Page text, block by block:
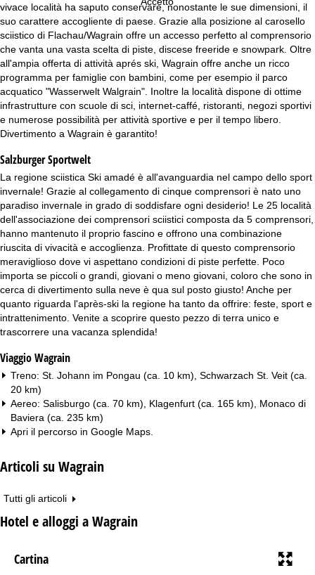
a
e
vivace località ha saputo conservare, nonostante le sue dimensioni, il
suo carattere accogliente di paese. Grazie alla posizione al carosello
sciistico di Flachau/Wagrain offre un accesso perfetto al comprensorio
che vanta una vasta scelta di piste, discese freeride e snowpark. Oltre
all'ampia offerta di attività aprés ski, Wagrain offre anche un ricco
programma per famiglie con bambini, come per esempio il parco
acquatico "Wasserwelt Walgrain". Inoltre la località dispone di ottime
infrastrutture con scuole di sci, internet-caffé, ristoranti, negozi sportivi
e numerose possibilità per attività sportive e per il tempo libero.
Divertimento a Wagrain è garantito!
Salzburger Sportwelt
La regione sciistica Ski amadé è all'avanguardia nel campo dello sport
invernale! Grazie al collegamento di cinque comprensori è nato uno
paradiso invernale in grado di soddisfare ogni desiderio! Le 25 località
dell'associazione dei comprensori sciistici composta da 5 comprensori,
hanno mantenuto il proprio fascino e offrono una combinazione
riuscita di vivacità e accoglienza. Profittate di questo comprensorio
meraviglioso dove vi aspettano condizioni di piste perfette. Poco
importa se piccoli o grandi, giovani o meno giovani, coloro che sono in
cerca di divertimento sulla neve è qua sul posto giusto! Anche per
quanto riguarda l'après-ski la regione ha tanto da offrire: feste, sport e
intrattenimento. Venite a scoprire questo pezzo di terra unico e
trascorrere una vacanza splendida!
Viaggio Wagrain
Treno: St. Johann im Pongau (ca. 10 km), Schwarzach St. Veit (ca.
20 km)
Aereo: Salisburgo (ca. 70 km), Klagenfurt (ca. 165 km), Monaco di
Baviera (ca. 235 km)
Apri il percorso in Google Maps
Articoli su Wagrain
Tutti gli articoli
Hotel e alloggi a Wagrain
Cartina